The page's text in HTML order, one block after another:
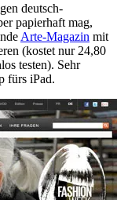
deutsch-
papierhaft mag,
Arte-Magazin mit
(kostet nur 24,80
testen). Sehr
fürs iPad.